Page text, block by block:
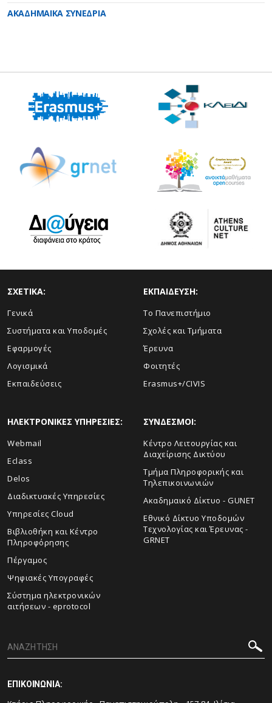
ΑΚΑΔΗΜΑΙΚΑ ΣΥΝΕΔΡΙΑ
ΣΧΕΤΙΚΑ:
Γενικά
Συστήματα και Υποδομές
Εφαρμογές
Λογισμικά
Εκπαιδεύσεις
ΕΚΠΑΙΔΕΥΣΗ:
Το Πανεπιστήμιο
Σχολές και Τμήματα
Έρευνα
Φοιτητές
Erasmus+/CIVIS
ΗΛΕΚΤΡΟΝΙΚΕΣ ΥΠΗΡΕΣΙΕΣ:
Webmail
Eclass
Delos
Διαδικτυακές Υπηρεσίες
Υπηρεσίες Cloud
Βιβλιοθήκη και Κέντρο
Πληροφόρησης
Πέργαμος
Ψηφιακές Υπογραφές
Σύστημα ηλεκτρονικών
αιτήσεων - eprotocol
ΣΥΝΔΕΣΜΟΙ:
Κέντρο Λειτουργίας και
Διαχείρισης Δικτύου
Τμήμα Πληροφορικής και
Τηλεπικοινωνιών
Ακαδημαικό Δίκτυο - GUNET
Εθνικό Δίκτυο Υποδομών
Τεχνολογίας και Έρευνας -
GRNET
ΕΠΙΚΟΙΝΩΝΙΑ: